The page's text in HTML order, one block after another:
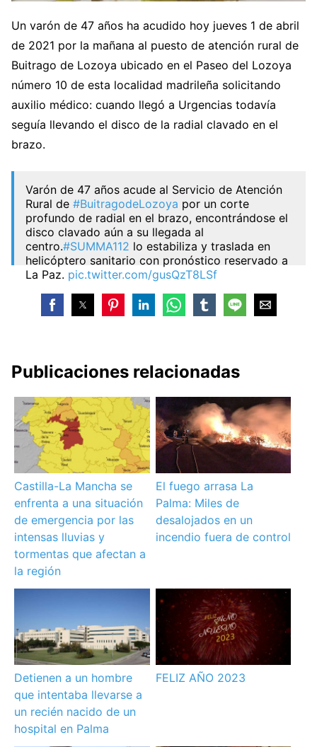
Un varón de 47 años ha acudido hoy jueves 1 de abril
de 2021 por la mañana al puesto de atención rural de
Buitrago de Lozoya ubicado en el Paseo del Lozoya
número 10 de esta localidad madrileña solicitando
auxilio médico: cuando llegó a Urgencias todavía
seguía llevando el disco de la radial clavado en el
brazo.
Varón de 47 años acude al Servicio de Atención
Rural de #BuitragodeLozoya por un corte
profundo de radial en el brazo, encontrándose el
disco clavado aún a su llegada al
centro.#SUMMA112 lo estabiliza y traslada en
helicóptero sanitario con pronóstico reservado a
La Paz. pic.twitter.com/gusQzT8LSf
— 112 Comunidad Madrid (@112cmadrid)
April 1,
2021
Publicaciones relacionadas
Castilla-La Mancha se
enfrenta a una situación
de emergencia por las
intensas lluvias y
tormentas que afectan a
la región
El fuego arrasa La
Palma: Miles de
desalojados en un
incendio fuera de control
Detienen a un hombre
que intentaba llevarse a
un recién nacido de un
hospital en Palma
FELIZ AÑO 2023